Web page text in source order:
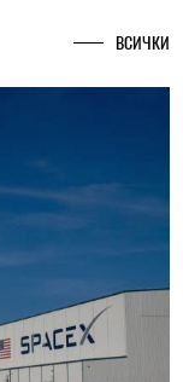
ВСИЧКИ